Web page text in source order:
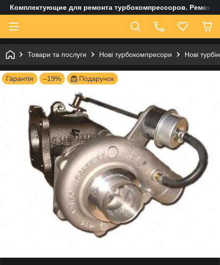
Комплектующие для ремонта турбокомпрессоров. Ремонт
Товари та послуги Нові турбокомпресори Нові
Гарантія –19% Подарунок